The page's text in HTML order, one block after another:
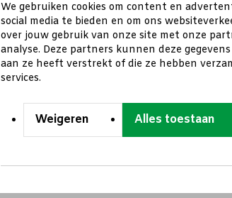
We gebruiken cookies om content en
social media te bieden en om ons
over jouw gebruik van onze site met onze
analyse. Deze partners kunnen deze
aan ze heeft verstrekt of die ze hebben
services.
Weigeren Alles toestaan